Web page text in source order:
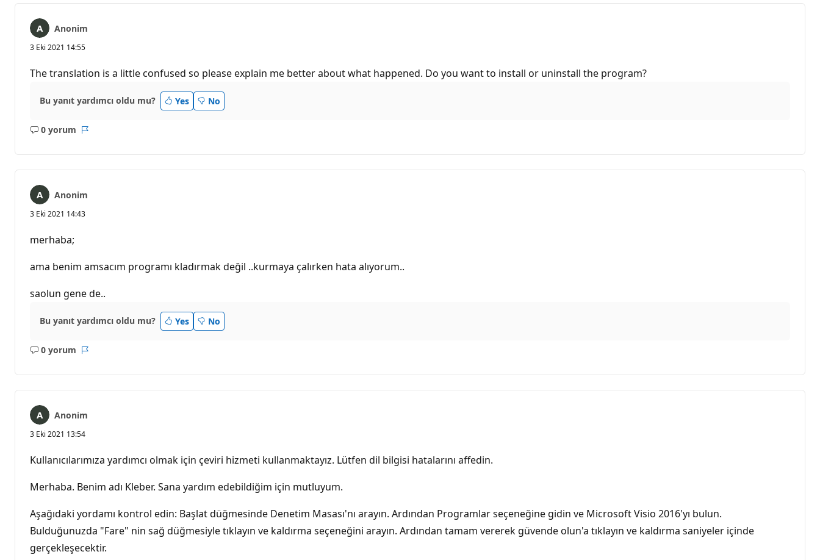
Anonim
3 Eki 2021 14:55
The translation is a little confused so please explain me better about what happened. Do you want to install or uninstall the program?
Bu yanıt yardımcı oldu mu? Yes No
0 yorum
Açıklama
Anonim
3 Eki 2021 14:43
merhaba;
ama benim amsacım programı kladırmak değil ..kurmaya çalırken hata alıyorum..
saolun gene de..
Bu yanıt yardımcı oldu mu? Yes No
0 yorum
Açıklama
Anonim
3 Eki 2021 13:54
Kullanıcılarımıza yardımcı olmak için çeviri hizmeti kullanmaktayız. Lütfen dil bilgisi hatalarını affedin.
Merhaba. Benim adı Kleber. Sana yardım edebildiğim için mutluyum.
Aşağıdaki yordamı kontrol edin: Başlat düğmesinde Denetim Masası'nı arayın. Ardından Programlar seçeneğine gidin ve Microsoft Visio 2016'yı bulun.
Bulduğunuzda "Fare" nin sağ düğmesiyle tıklayın ve kaldırma seçeneğini arayın. Ardından tamam vererek güvende olun'a tıklayın ve kaldırma saniyeler içinde
gerçekleşecektir.